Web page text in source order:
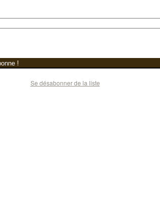
Se désabonner de la liste